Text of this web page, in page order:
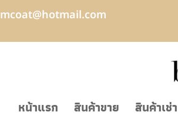
หน้าแรก สินค้าขาย สินค้าเช่า